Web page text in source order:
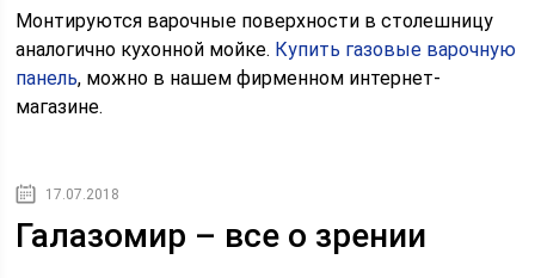
Монтируются варочные поверхности в столешницу
аналогично кухонной мойке. Купить газовые варочную
панель, можно в нашем фирменном интернет-
магазине.
17.07.2018
Галазомир – все о зрении